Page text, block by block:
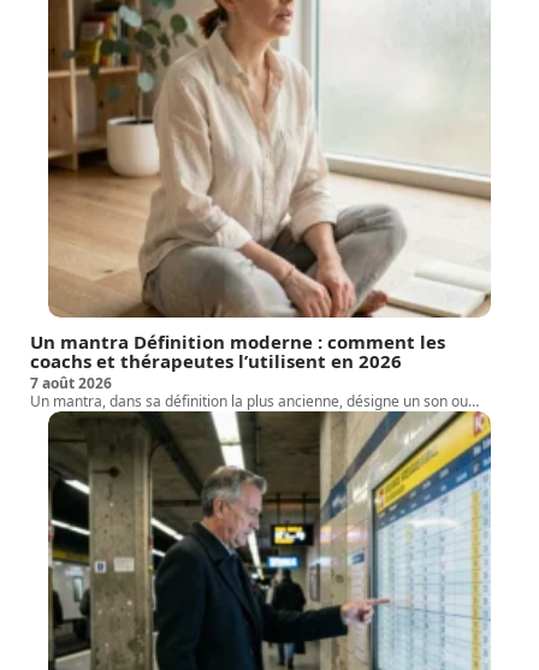
Un mantra Définition moderne : comment les
coachs et thérapeutes l’utilisent en 2026
7 août 2026
Un mantra, dans sa définition la plus ancienne, désigne un son ou…